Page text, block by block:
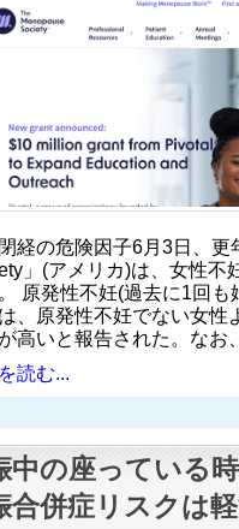
経の危険因子6月3日、
」(アメリカ)は、女性不
原発性不妊(過去に1回
、原発性不妊でない女性
高いと報告された。な
読む...
中の座っている
合併症リスクは